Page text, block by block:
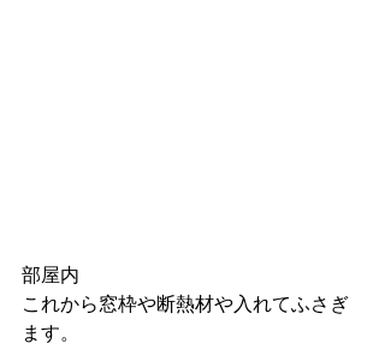
部屋内
これから窓枠や断熱材や入れてふさぎ
ます。